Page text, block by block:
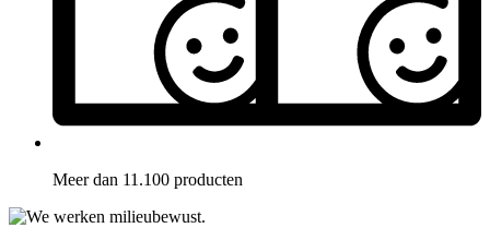
Meer dan 11.100 producten